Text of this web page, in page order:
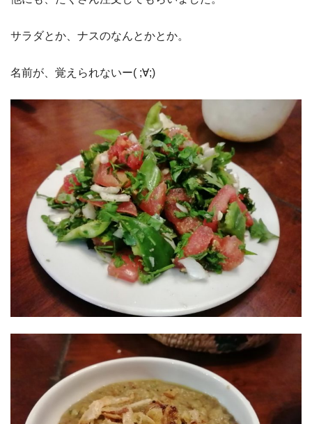
サラダとか、ナスのなんとかとか。
名前が、覚えられないー( ;∀;)